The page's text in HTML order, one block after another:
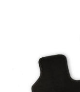
images